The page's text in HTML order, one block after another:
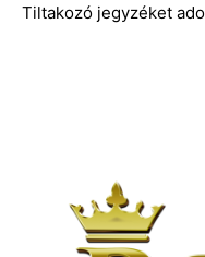
Tiltakozó jegyzéket